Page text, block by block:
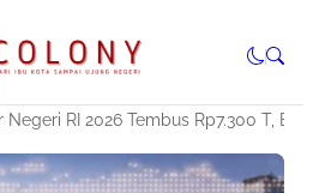
Negeri RI 2026 Tembus Rp7.300 T,